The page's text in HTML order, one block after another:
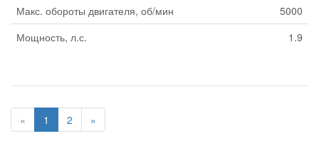
Макс. обороты двигателя, об/мин
5000
Мощность, л.с.
1.9
« 1 2 »